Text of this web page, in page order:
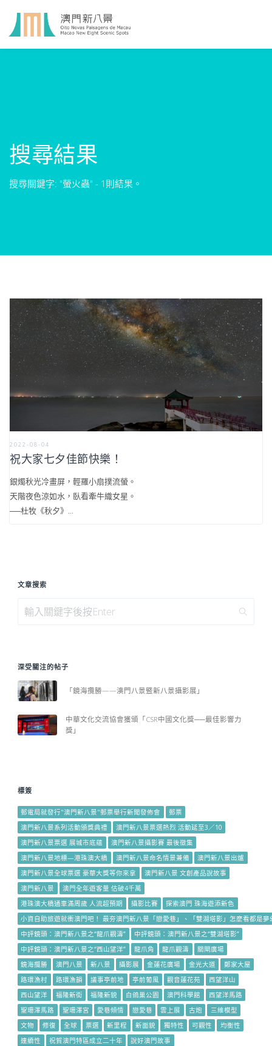
搜尋結果
搜尋關鍵字: "螢火蟲" - 1則結果。
2022-08-04
祝大家七夕佳節快樂！
銀燭秋光冷畫屏，輕羅小扇撲流螢。
天階夜色涼如水，臥看牽牛織女星。
──杜牧《秋夕》...
文章搜索
深受關注的帖子
「鏡海攬勝——澳門八景暨新八景攝影展」
中華文化交流協會獲頒「CSR中國文化獎──最佳影響力
獎」
標簽
郵電局就發行"澳門新八景"郵票舉行新聞發佈會
郵票
澳門新八景系列活動頒獎典禮
澳門新八景票選熱烈 活動延至3／10
澳門新八景票選 展城市底蘊
澳門新八景攝影賽 最後徵集
澳門新八景地標—港珠澳大橋
澳門新八景命名情景兼備
澳門新八景出爐
澳門新八景全球票選 豪華大獎等你來拿
澳門新八景 文創產品說故事
澳門新八景
澳門全年遊客量 估破4千萬
港珠澳大橋通車滿周歲 人流超預期
攝影比賽
探索澳門 珠海遊添新色
小資自助旅遊就衝澳門吧！ 最夯澳門新八景「戀愛巷」、「雙湖塔影」怎麼看都是夢
中評鏡頭：澳門新八景之“龍爪觀濤”
中評鏡頭：澳門新八景之“雙湖塔影”
中評鏡頭：澳門新八景之“西山望洋”
龍爪角 龍爪觀濤
關閘廣場
鏡海攬勝
澳門八景 新八景 攝影展 金蓮花廣場 金光大道
鄭家大屋
路環漁村
路環漁韻 議事亭前地 亭前葡風 觀音蓮花苑
西望洋山
西山望洋
福隆新街 福隆新貌 白鴿巢公園 澳門科學館
西望洋馬路
聖珊澤馬路
聖珊澤宮 愛巷傾情 戀愛巷 雲上展 古炮
三維模型
文物
修復 全球 票選 新里程 新面貌 獨特性 可觀性
均衡性
連續性
祝賀澳門特區成立二十年
說好澳門故事